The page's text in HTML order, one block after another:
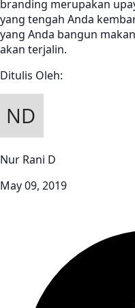
branding merupakan
yang tengah Anda
yang Anda bangun
akan terjalin.
Ditulis Oleh:
Nur Rani D
May 09, 2019